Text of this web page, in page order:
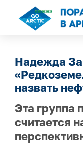
Надежда
назвать
Эта группа
считается